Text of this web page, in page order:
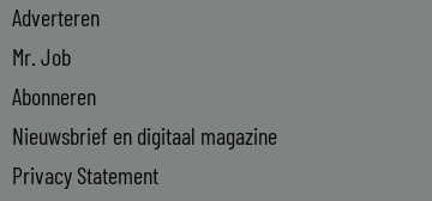
Adverteren
Mr. Job
Abonneren
Nieuwsbrief en digitaal magazine
Privacy Statement